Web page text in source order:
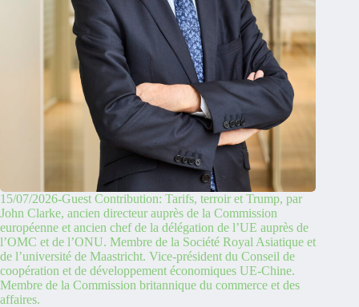
15/07/2026-Guest Contribution: Tarifs, terroir et Trump, par
John Clarke, ancien directeur auprès de la Commission
européenne et ancien chef de la délégation de l’UE auprès de
l’OMC et de l’ONU. Membre de la Société Royal Asiatique et
de l’université de Maastricht. Vice-président du Conseil de
coopération et de développement économiques UE-Chine.
Membre de la Commission britannique du commerce et des
affaires.